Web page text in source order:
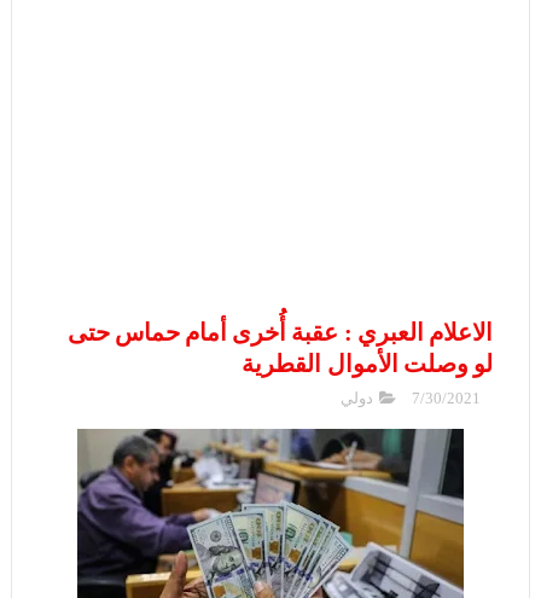
الاعلام العبري : عقبة أُخرى أمام حماس حتى
لو وصلت الأموال القطرية
7/30/2021 دولي